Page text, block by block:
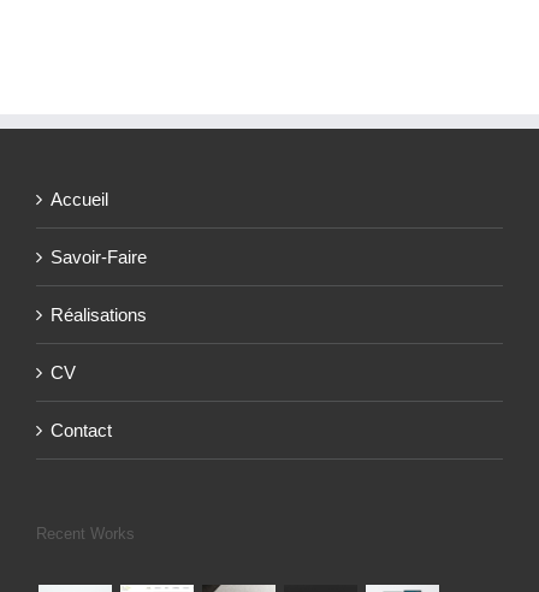
Accueil
Savoir-Faire
Réalisations
CV
Contact
Recent Works